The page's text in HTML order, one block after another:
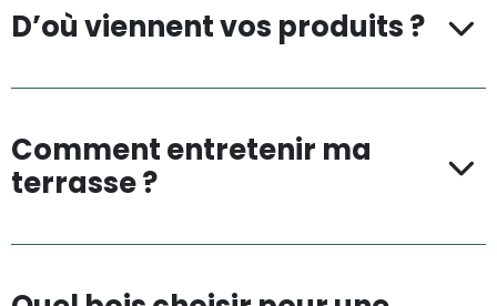
D’où viennent vos produits ?
Comment entretenir ma
terrasse ?